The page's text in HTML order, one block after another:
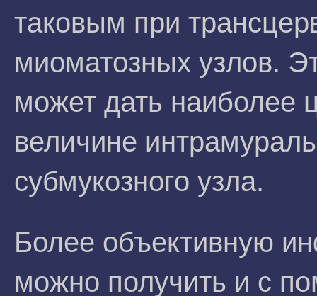
таковым при
миоматозных узлов.
может дать
величине
субмукозного узла.
Более объективную
можно получить и с